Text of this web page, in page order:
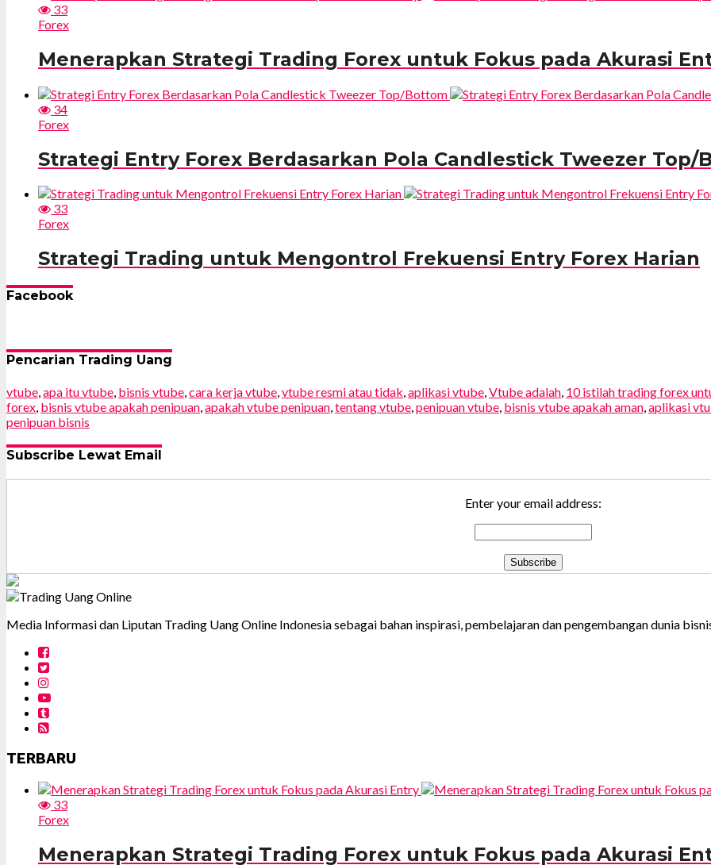
33
Forex
Menerapkan Strategi Trading Forex untuk Fokus pada Akurasi
34
Forex
Strategi Entry Forex Berdasarkan Pola Candlestick Tweezer Top/
33
Forex
Strategi Trading untuk Mengontrol Frekuensi Entry Forex Harian
Facebook
Pencarian Trading Uang
vtube,apa itu vtube, bisnis vtube,cara kerja vtube,vtube resmi atau tidak,aplikasi vtube,Vtube adalah, 10 istilah trading forex
forex, bisnis vtube apakah penipuan,apakah vtube penipuan,tentang vtube,penipuan vtube, bisnis vtube apakah aman,aplikasi
penipuan bisnis
Subscribe Lewat Email
Enter your email address:
Media Informasi dan Liputan Trading Uang Online Indonesia sebagai bahan inspirasi, pembelajaran dan pengembangan dunia
TERBARU
33
Forex
Menerapkan Strategi Trading Forex untuk Fokus pada Akurasi